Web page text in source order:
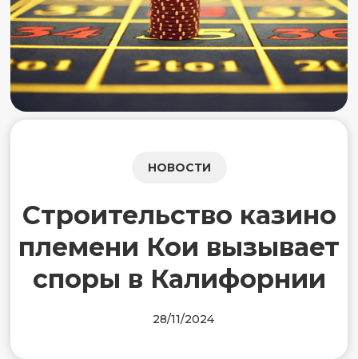
НОВОСТИ
Строительство казино
племени Кои вызывает
споры в Калифорнии
28/11/2024